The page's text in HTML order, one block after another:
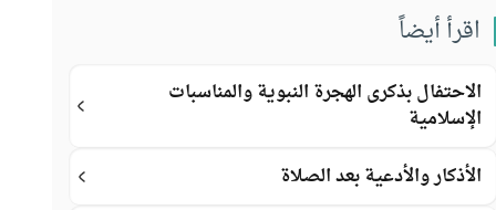
اقرأ أيضاً
الاحتفال بذكرى الهجرة النبوية والمناسبات
الإسلامية
الأذكار والأدعية بعد الصلاة